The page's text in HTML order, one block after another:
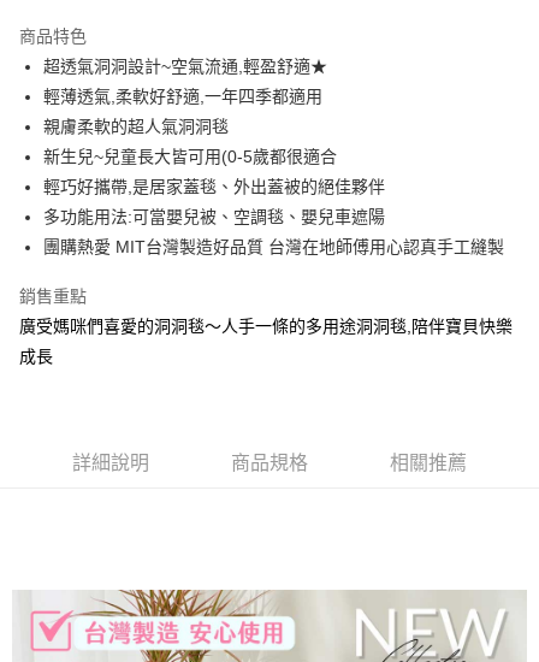
Apple Pay
ATM付款
運送方式
每筆NT$65，滿NT$1,200(含以上)免運費
7-11取貨付款
每筆NT$65，滿NT$1,200(含以上)免運費
宅配離島（澎湖金門馬祖小琉球）
每筆NT$90，滿NT$1,500(含以上)免運費
商品特色
超透氣洞洞設計~空氣流通,輕盈舒適★
輕薄透氣,柔軟好舒適,一年四季都適用
親膚柔軟的超人氣洞洞毯
新生兒~兒童長大皆可用(0-5歲都很適合
輕巧好攜帶,是居家蓋毯、外出蓋被的絕佳夥伴
多功能用法:可當嬰兒被、空調毯、嬰兒車遮陽
團購熱愛 MIT台灣製造好品質 台灣在地師傅用心認真手工縫製
銷售重點
廣受媽咪們喜愛的洞洞毯～人手一條的多用途洞洞毯,陪伴寶貝快樂
成長
詳細說明 商品規格 相關推薦